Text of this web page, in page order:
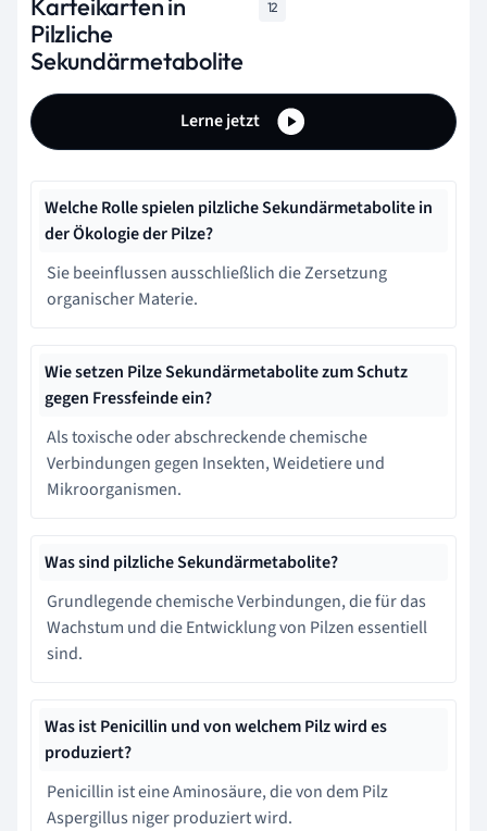
Pilzliche
Sekundärmetabolite
12
Lerne jetzt
Welche Rolle spielen pilzliche Sekundärmetabolite in
der Ökologie der Pilze?
Sie beeinflussen ausschließlich die Zersetzung
organischer Materie.
Wie setzen Pilze Sekundärmetabolite zum Schutz
gegen Fressfeinde ein?
Als toxische oder abschreckende chemische
Verbindungen gegen Insekten, Weidetiere und
Mikroorganismen.
Was sind pilzliche Sekundärmetabolite?
Grundlegende chemische Verbindungen, die für das
Wachstum und die Entwicklung von Pilzen essentiell
sind.
Was ist Penicillin und von welchem Pilz wird es
produziert?
Penicillin ist eine Aminosäure, die von dem Pilz
Aspergillus niger produziert wird.